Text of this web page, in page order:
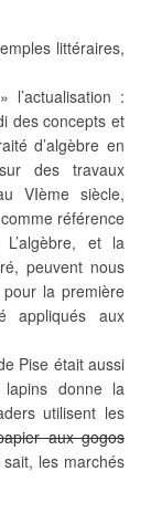
littéraires,
:
des concepts et
d’algèbre en
des travaux
VIème siècle,
référence
et la
peuvent nous
la première
appliqués aux
Pise était aussi
donne la
utilisent les
aux gogos
les marchés